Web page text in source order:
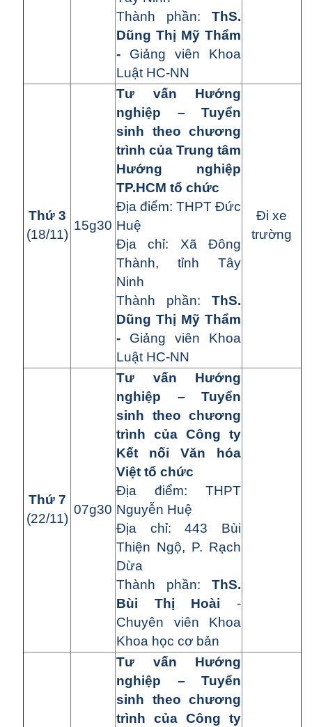
Thành phần: ThS.
Dũng Thị Mỹ Thẩm
- Giảng viên Khoa
Luật HC-NN
Thứ3
(18/11)
15g30
Tư vấn Hướng
nghiệp – Tuyển
sinh theo chương
trình của Trung tâm
Hướng nghiệp
TP.HCM tổ chức
Địa điểm: THPT Đức
Huệ
Địa chỉ: Xã Đông
Thành, tỉnh Tây
Ninh
Thành phần: ThS.
Dũng Thị Mỹ Thẩm
- Giảng viên Khoa
Luật HC-NN
Đi xe
trường
Thứ 7
(22/11)
07g30
Tư vấn Hướng
nghiệp – Tuyển
sinh theo chương
trình của Công ty
Kết nối Văn hóa
Việt tổ chức
Địa điểm: THPT
Nguyễn Huệ
Địa chỉ: 443 Bùi
Thiện Ngộ, P. Rạch
Dừa
Thành phần: ThS.
Bùi Thị Hoài -
Chuyên viên Khoa
Khoa học cơ bản
Tư vấn Hướng
nghiệp – Tuyển
sinh theo chương
trình của Công ty